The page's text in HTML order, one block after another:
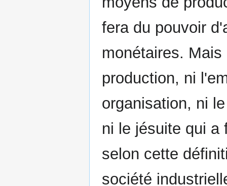
fera du pouvoir
monétaires.
production, ni
organisation, ni
ni le jésuite qui a
selon cette
société